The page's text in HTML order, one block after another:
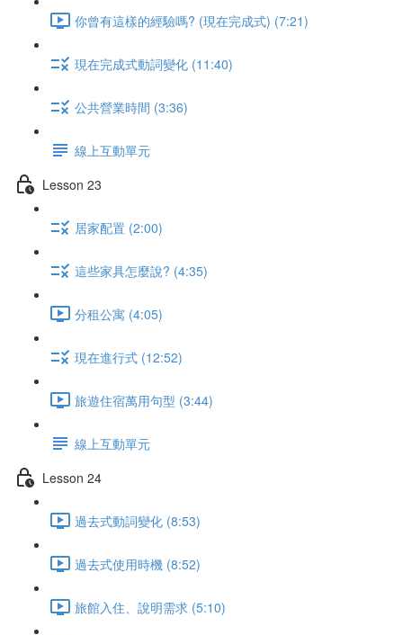
你曾有這樣的經驗嗎? (現在完成式) (7:21)
現在完成式動詞變化 (11:40)
公共營業時間 (3:36)
線上互動單元
Lesson 23
居家配置 (2:00)
這些家具怎麼說? (4:35)
分租公寓 (4:05)
現在進行式 (12:52)
旅遊住宿萬用句型 (3:44)
線上互動單元
Lesson 24
過去式動詞變化 (8:53)
過去式使用時機 (8:52)
旅館入住、說明需求 (5:10)